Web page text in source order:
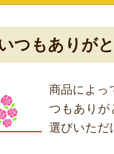
つもありが
商品によっ
つもありが
選びいただ